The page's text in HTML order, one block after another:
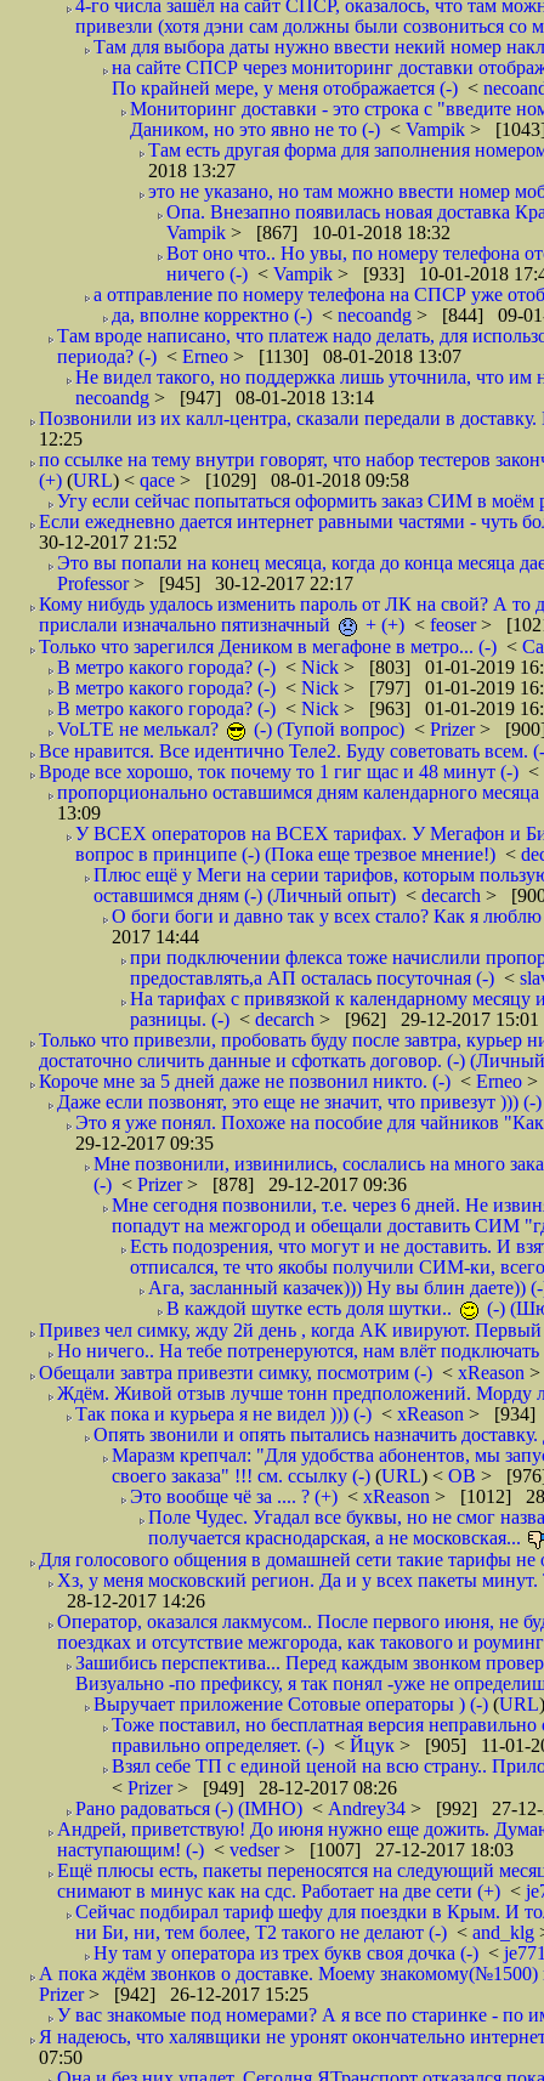
4-го числа зашёл на сайт СПСР, оказалось, что там
привезли (хотя дэни сам должны были созвониться со
Там для выбора даты нужно ввести некий номер
на сайте СПСР через мониторинг доставки
По крайней мере, у меня отображается (-) <
Мониторинг доставки - это строка с "введите
Даником, но это явно не то (-) < Vampik >
Там есть другая форма для заполнения
2018 13:27
это не указано, но там можно ввести номер
Опа. Внезапно появилась новая доставка
Vampik > [867] 10-01-2018 18:32
Вот оно что.. Но увы, по номеру телефона
ничего (-) < Vampik > [933] 10-01-2018
а отправление по номеру телефона на СПСР уже
да, вполне корректно (-) < necoandg > [844] 09-01-
Там вроде написано, что платеж надо делать, для
периода? (-) < Erneo > [1130] 08-01-2018 13:07
Не видел такого, но поддержка лишь уточнила, что
necoandg > [947] 08-01-2018 13:14
Позвонили из их калл-центра, сказали передали в
12:25
по ссылке на тему внутри говорят, что набор тестеров
(+) (URL) < qace > [1029] 08-01-2018 09:58
Угу если сейчас попытаться оформить заказ СИМ в моём
Если ежедневно дается интернет равными частями - чуть
30-12-2017 21:52
Это вы попали на конец месяца, когда до конца месяца
Professor> [945] 30-12-2017 22:17
Кому нибудь удалось изменить пароль от ЛК на свой? А то
прислали изначально пятизначный
+ (+) < feoser>
Только что зарегился Деником в мегафоне в метро... (-) <
В метро какого города? (-) < Nick > [803] 01-01-2019
В метро какого города? (-) < Nick > [797] 01-01-2019
В метро какого города? (-) < Nick > [963] 01-01-2019
VoLTE не мелькал?
(-) (Тупой вопрос) < Prizer>
Все нравится. Все идентично Теле2. Буду советовать всем.
Вроде все хорошо, ток почему то 1 гиг щас и 48 минут (-) <
пропорционально оставшимся дням календарного
13:09
У ВСЕХ операторов на ВСЕХ тарифах. У Мегафон и Би
вопрос в принципе (-) (Пока еще трезвое мнение!) <
Плюс ещё у Меги на серии тарифов, которым
оставшимся дням (-) (Личный опыт) < decarch >
О боги боги и давно так у всех стало? Как я
2017 14:44
при подключении флекса тоже начислили
предоставлять,а АП осталась посуточная (-) <
На тарифах с привязкой к календарному
разницы. (-) < decarch > [962] 29-12-2017 15:01
Только что привезли, пробовать буду после завтра,
достаточно сличить данные и сфоткать договор. (-)
Короче мне за 5 дней даже не позвонил никто. (-) < Erneo >
Даже если позвонят, это еще не значит, что привезут ))) (-)
Это я уже понял. Похоже на пособие для чайников
29-12-2017 09:35
Мне позвонили, извинились, сослались на много
(-) < Prizer> [878] 29-12-2017 09:36
Мне сегодня позвонили, т.е. через 6 дней. Не
попадут на межгород и обещали доставить СИМ
Есть подозрения, что могут и не доставить. И
отписался, те что якобы получили СИМ-ки,
Ага, засланный казачек))) Ну вы блин даете))
В каждой шутке есть доля шутки..
(-)
Привез чел симку, жду 2й день , когда АК ивируют. Первый
Но ничего.. На тебе потренеруются, нам влёт подключать
Обещали завтра привезти симку, посмотрим (-) < xReason
Ждём. Живой отзыв лучше тонн предположений. Морду
Так пока и курьера я не видел ))) (-) < xReason > [934]
Опять звонили и опять пытались назначить
Маразм крепчал: "Для удобства абонентов, мы
своего заказа" !!! см. ссылку (-) (URL) < ОВ >
Это вообще чё за .... ? (+) < xReason > [1012]
Поле Чудес. Угадал все буквы, но не смог
получается краснодарская, а не московская...
Для голосового общения в домашней сети такие тарифы не
Хз, у меня московский регион. Да и у всех пакеты
28-12-2017 14:26
Оператор, оказался лакмусом.. После первого июня, не
поездках и отсутствие межгорода, как такового и
Зашибись перспектива... Перед каждым звонком
Визуально -по префиксу, я так понял -уже не
Выручает приложение Сотовые операторы ) (-) (URL
Тоже поставил, но бесплатная версия
правильно определяет. (-) < Йцук > [905] 11-01-
Взял себе ТП с единой ценой на всю страну..
< Prizer> [949] 28-12-2017 08:26
Рано радоваться (-) (IMHO) < Andrey34 > [992] 27-12-
Андрей, приветствую! До июня нужно еще дожить.
наступающим! (-) < vedser> [1007] 27-12-2017 18:03
Ещё плюсы есть, пакеты переносятся на следующий
снимают в минус как на сдс. Работает на две сети (+) <
Сейчас подбирал тариф шефу для поездки в Крым. И
ни Би, ни, тем более, Т2 такого не делают (-) < and_klg
Ну там у оператора из трех букв своя дочка (-) <
А пока ждём звонков о доставке. Моему знакомому(№1500)
Prizer> [942] 26-12-2017 15:25
У вас знакомые под номерами? А я все по старинке - по
Я надеюсь, что халявщики не уронят окончательно
07:50